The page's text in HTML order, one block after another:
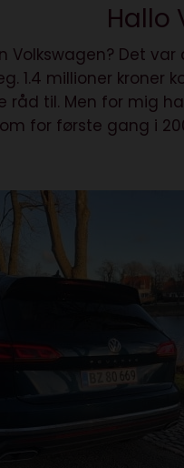
Hallo
Volkswagen? Det
1.4 millioner
råd til. Men for mig
for første gang i